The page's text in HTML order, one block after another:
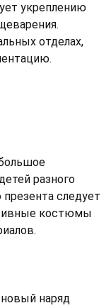
укреплению
отделах,
разного
следует
костюмы
наряд